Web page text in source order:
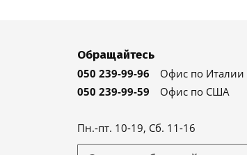
Обращайтесь
050 239-99-96
Офис по Италии
050 239-99-59
Офис по США
Пн.-пт. 10-19, Сб. 11-16